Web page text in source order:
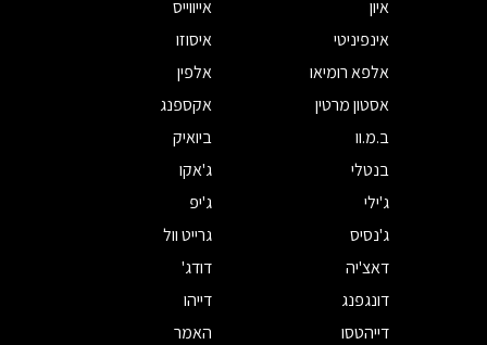
איון
אייווייס
אינפיניטי
איסוזו
אלפא רומיאו
אלפין
אסטון מרטין
אקספנג
ב.מ.וו
ביואיק
בנטלי
ג'אקו
ג'ילי
ג'יפ
ג'נסיס
גרייט וול
דאצ'יה
דודג'
דונגפנג
דייהו
דייהטסו
האמר